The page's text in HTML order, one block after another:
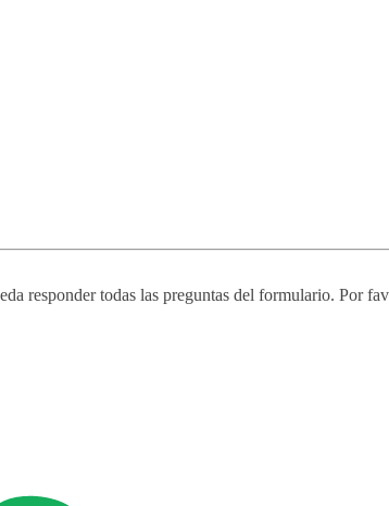
responder todas las preguntas del formulario. Por